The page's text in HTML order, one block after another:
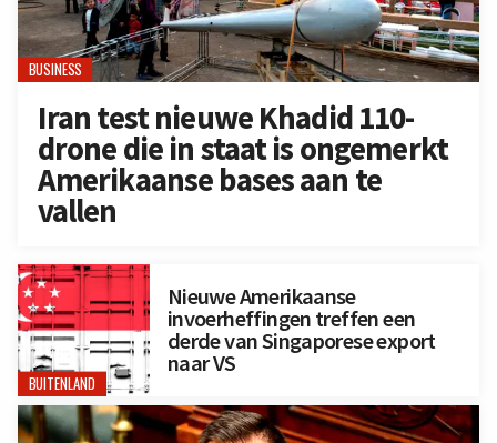
BUSINESS
Iran test nieuwe Khadid 110-
drone die in staat is ongemerkt
Amerikaanse bases aan te
vallen
BUITENLAND
Nieuwe Amerikaanse
invoerheffingen treffen een
derde van Singaporese export
naar VS